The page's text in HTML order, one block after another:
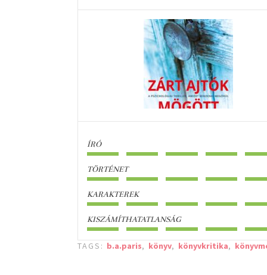
ÍRÓ
TÖRTÉNET
KARAKTEREK
KISZÁMÍTHATATLANSÁG
TAGS: b.a.paris, könyv, könyvkritika,